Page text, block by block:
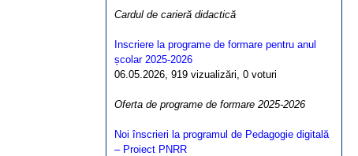
Cardul de carieră didactică
Inscriere la programe de formare pentru anul
școlar 2025-2026
06.05.2026, 919 vizualizări, 0 voturi
Oferta de programe de formare 2025-2026
Noi înscrieri la programul de Pedagogie digitală
– Proiect PNRR